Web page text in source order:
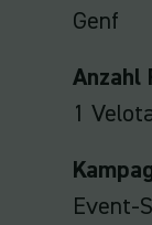
Genf
Anzahl
1
Event-